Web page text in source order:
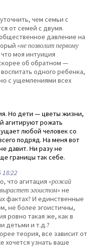
чем семьи с
от семей с двумя.
давление на
«не позволит первому
моя интуиция
об обратном —
одного ребенка,
с ущемлениями всех
Но дети — цветы жизни,
агитируют рожать
любой человек со
подряд. На меня вот
давит. Ни разу не
границы так себе.
18:22
что агитация «рожай
эгоистом»не
фактах? И единственные
не более эгоистичны,
ровно такая же, как в
детьми и т.д.?
теория, все зависит от
хочется узнать ваше